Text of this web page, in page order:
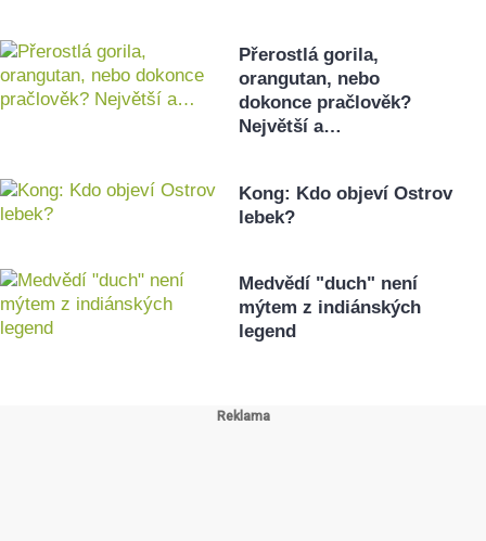
Přerostlá gorila,
orangutan, nebo
dokonce pračlověk?
Největší a…
Kong: Kdo objeví Ostrov
lebek?
Medvědí "duch" není
mýtem z indiánských
legend